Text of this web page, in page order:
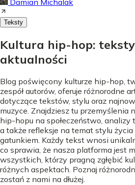
Damian Michalak
Teksty
Kultura hip-hop:
aktualności
Blog poświęcony kulturze hip-hop,
zespół autorów, oferuje różnorodne
dotyczące tekstów, stylu oraz
muzyce. Znajdziesz tu przemyślenia
hip-hopu na społeczeństwo,
a także refleksje na temat stylu
gatunkiem. Każdy tekst wnosi
co sprawia, że nasza platforma jest
wszystkich, którzy pragną zgłębić
różnych aspektach. Poznaj
zostań z nami na dłużej.